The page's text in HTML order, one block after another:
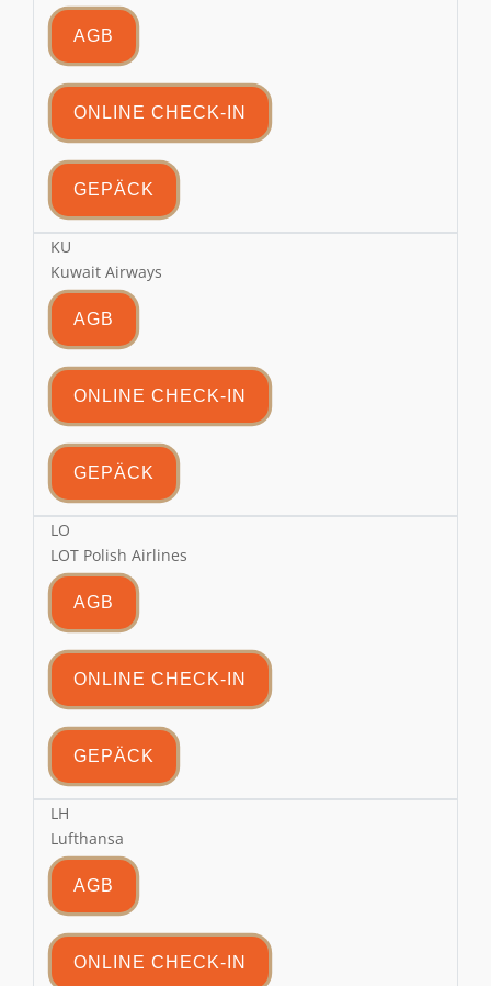
AGB
ONLINE CHECK-IN
GEPÄCK
KU
Kuwait Airways
AGB
ONLINE CHECK-IN
GEPÄCK
LO
LOT Polish Airlines
AGB
ONLINE CHECK-IN
GEPÄCK
LH
Lufthansa
AGB
ONLINE CHECK-IN